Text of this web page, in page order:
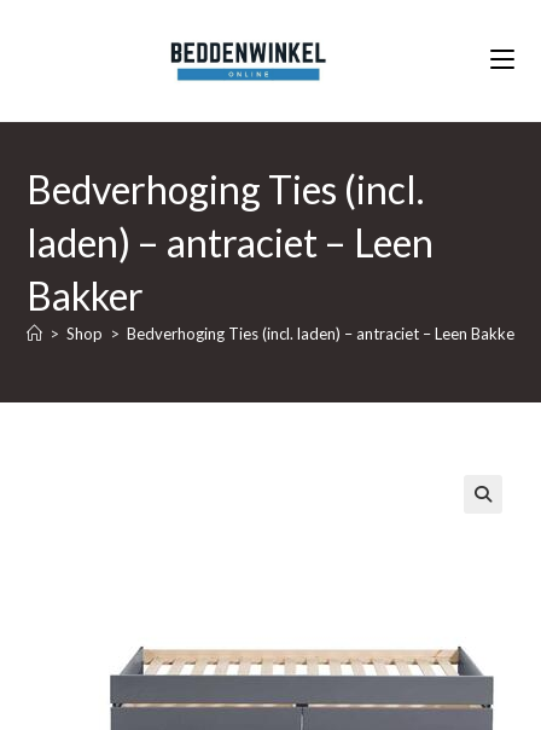
Bedverhoging Ties (incl.
laden) – antraciet – Leen
Bakker
> Shop > Bedverhoging Ties (incl. laden) – antraciet – Leen Bakker